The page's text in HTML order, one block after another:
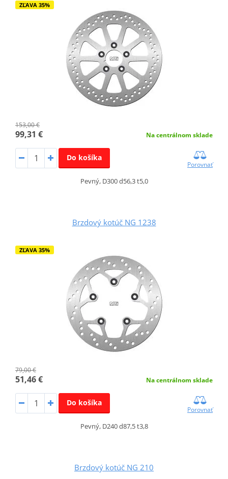
ZĽAVA 35%
153,00 €
99,31 € Na centrálnom sklade
Do košíka
Porovnať
Pevný, D300 d56,3 t5,0
Brzdový kotúč NG 1238
ZĽAVA 35%
79,00 €
51,46 € Na centrálnom sklade
Do košíka
Porovnať
Pevný, D240 d87,5 t3,8
Brzdový kotúč NG 210